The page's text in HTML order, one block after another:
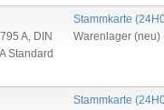
A, DIN
Standard
Stammkarte (
Warenlager (neu)
Stammkarte (